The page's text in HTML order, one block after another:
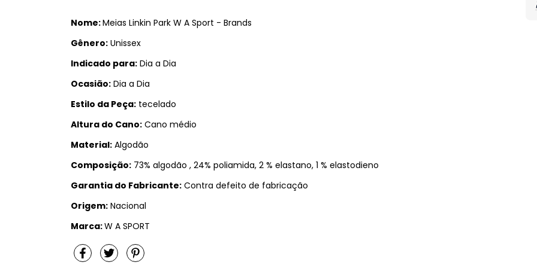
Nome:Meias Linkin Park W A Sport - Brands
Gênero: Unissex
Indicado para: Dia a Dia
Ocasião: Dia a Dia
Estilo da Peça: tecelado
Altura do Cano: Cano médio
Material: Algodão
Composição: 73% algodão , 24% poliamida, 2 % elastano, 1 % elastodieno
Garantia do Fabricante: Contra defeito de fabricação
Origem: Nacional
Marca:W A SPORT